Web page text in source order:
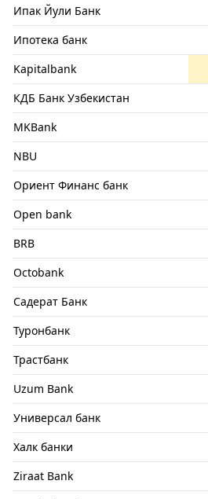
Ипак Йули Банк
Ипотека банк
Kapitalbank
КДБ Банк Узбекистан
MKBank
NBU
Ориент Финанс банк
Open bank
BRB
Octobank
Садерат Банк
Туронбанк
Трастбанк
Uzum Bank
Универсал банк
Халк банки
Ziraat Bank